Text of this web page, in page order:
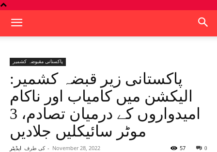
پاکستانی مقبوضہ کشمیر
پاکستانی زیر قبضہ کشمیر:
الیکشن میں کامیاب اور ناکام
امیدواروں کے درمیان تصادم، 3
موٹر سائیکلیں جلادیں
کی طرف ایڈیٹر - November 28, 2022 0
57